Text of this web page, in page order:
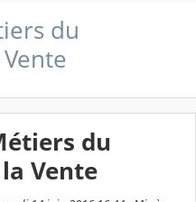
du
du
Vente